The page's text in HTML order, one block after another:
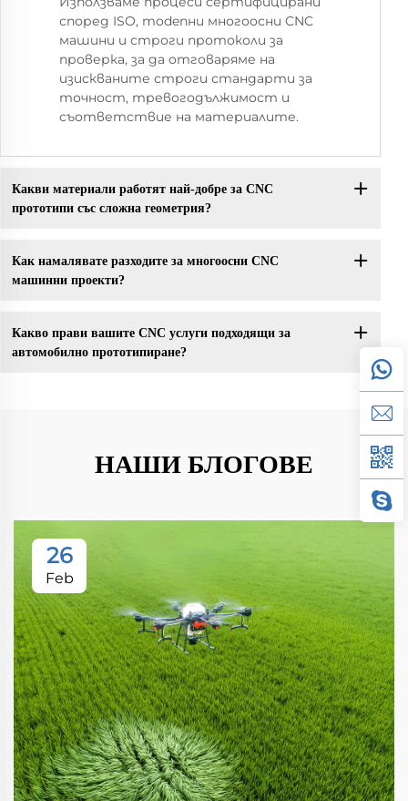
според ISO, modenни многоосни CNC
машини и строги протоколи за
проверка, за да отговаряме на
изискваните строги стандарти за
точност, тревогодължимост и
съответствие на материалите.
Какви материали работят най-добре за CNC
прототипи със сложна геометрия?
Как намалявате разходите за многоосни CNC
машинни проекти?
Какво прави вашите CNC услуги подходящи за
автомобилно прототипиране?
НАШИ БЛОГОВЕ
26
Feb